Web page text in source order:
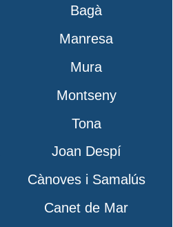
Bagà
Manresa
Mura
Montseny
Tona
Joan Despí
Cànoves i Samalús
Canet de Mar